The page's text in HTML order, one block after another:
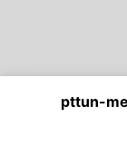
pttun-